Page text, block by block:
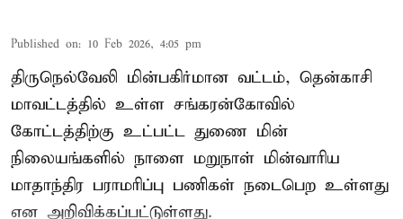
Published on: 10 Feb 2026, 4:05 pm
திருநெல்வேலி மின்பகிர்மான வட்டம், தென்காசி
மாவட்டத்தில் உள்ள சங்கரன்கோவில்
கோட்டத்திற்கு உட்பட்ட துணை மின்
நிலையங்களில் நாளை மறுநாள் மின்வாரிய
மாதாந்திர பராமரிப்பு பணிகள் நடைபெற உள்ளது
என அறிவிக்கப்பட்டுள்ளது.